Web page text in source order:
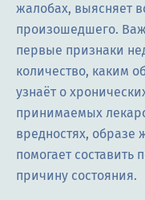
жалобах, выясняет
произошедшего.
первые признаки
количество, каким
узнаёт о
принимаемых
вредностях,
помогает составить
причину состояния.